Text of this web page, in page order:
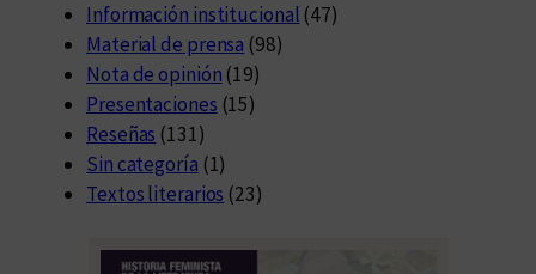
Información institucional (47)
Material de prensa (98)
Nota de opinión (19)
Presentaciones (15)
Reseñas (131)
Sin categoría (1)
Textos literarios (23)